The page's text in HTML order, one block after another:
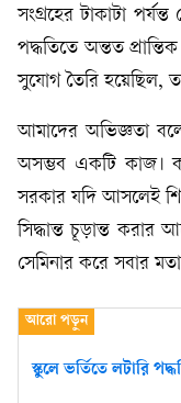
সংগ্রহের টাকাটা
পদ্ধতিতে অন্তত
সুযোগ তৈরি হয়েছিল,
আমাদের অভিজ্ঞতা
অসম্ভব একটি কাজ।
সরকার যদি আসলেই
সিদ্ধান্ত চূড়ান্ত করার
সেমিনার করে সবার
স্কুলে ভর্তিতে লটারি